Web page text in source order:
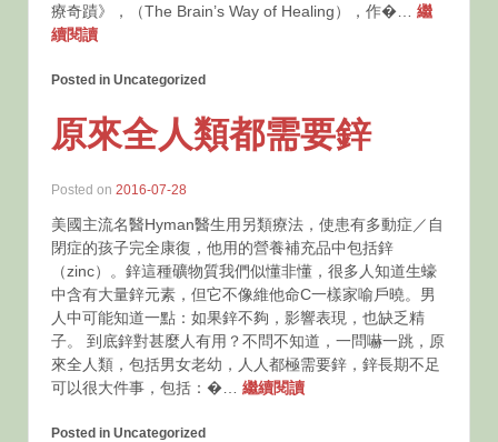
療奇蹟》，（The Brain’s Way of Healing），作�… 繼
續閱讀
Posted in Uncategorized
原來全人類都需要鋅
Posted on 2016-07-28
美國主流名醫Hyman醫生用另類療法，使患有多動症／自
閉症的孩子完全康復，他用的營養補充品中包括鋅
（zinc）。鋅這種礦物質我們似懂非懂，很多人知道生蠔
中含有大量鋅元素，但它不像維他命C一樣家喻戶曉。男
人中可能知道一點：如果鋅不夠，影響表現，也缺乏精
子。 到底鋅對甚麼人有用？不問不知道，一問嚇一跳，原
來全人類，包括男女老幼，人人都極需要鋅，鋅長期不足
可以很大件事，包括：�… 繼續閱讀
Posted in Uncategorized